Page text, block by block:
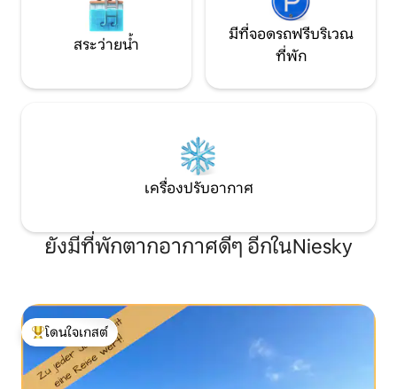
สระว่ายน้ำ
มีที่จอดรถฟรีบริเวณ
ที่พัก
เครื่องปรับอากาศ
ยังมีที่พักตากอากาศดีๆ อีกในNiesky
โดนใจเกสต์ที่สุด
โดนใจเกสต์